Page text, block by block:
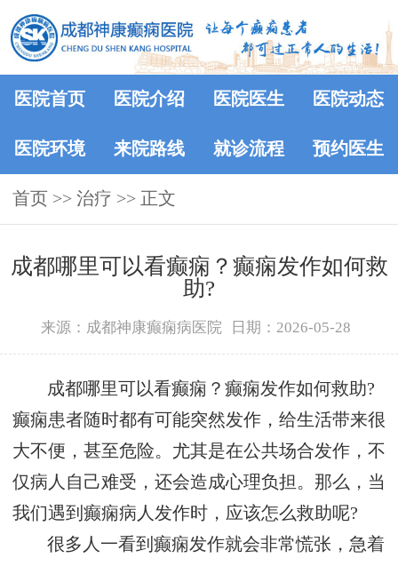
医院首页 医院介绍 医院医生 医院动态
医院环境 来院路线 就诊流程 预约医生
首页 >> 治疗 >> 正文
成都哪里可以看癫痫？癫痫发作如何救
助?
来源：成都神康癫痫病医院 日期：2026-05-28
成都哪里可以看癫痫？癫痫发作如何救助?
癫痫患者随时都有可能突然发作，给生活带来很
大不便，甚至危险。尤其是在公共场合发作，不
仅病人自己难受，还会造成心理负担。那么，当
我们遇到癫痫病人发作时，应该怎么救助呢?
很多人一看到癫痫发作就会非常慌张，急着